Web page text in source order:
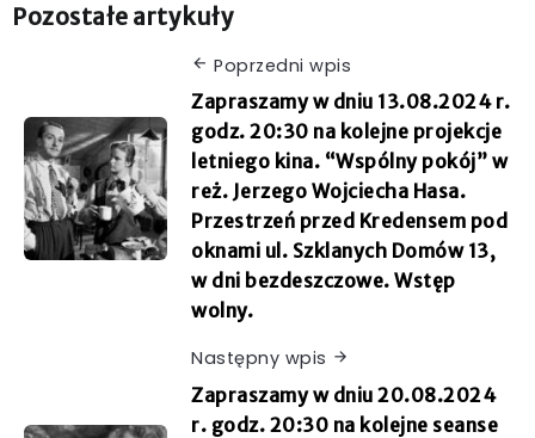
Pozostałe artykuły
Poprzedni wpis
Zapraszamy w dniu 13.08.2024 r.
godz. 20:30 na kolejne projekcje
letniego kina. “Wspólny pokój” w
reż. Jerzego Wojciecha Hasa.
Przestrzeń przed Kredensem pod
oknami ul. Szklanych Domów 13,
w dni bezdeszczowe. Wstęp
wolny.
Następny wpis
Zapraszamy w dniu 20.08.2024
r. godz. 20:30 na kolejne seanse